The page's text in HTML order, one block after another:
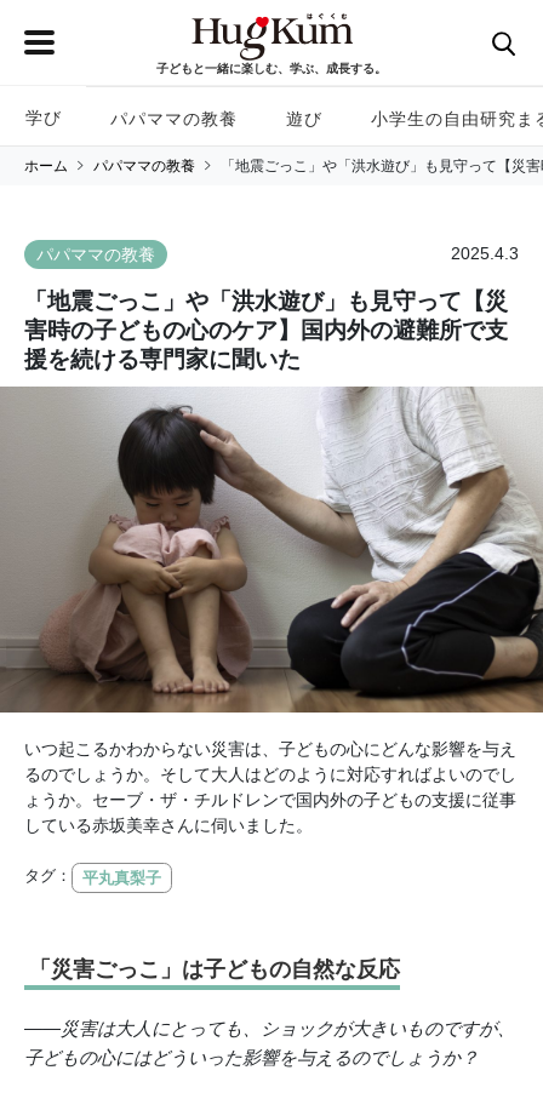
子どもと一緒に楽しむ、学ぶ、成長する。
学び パパママの教養 遊び 小学生の自由研究ま
ホーム パパママの教養 「地震ごっこ」や「洪水遊び」も見守って【災
パパママの教養 2025.4.3
「地震ごっこ」や「洪水遊び」も見守って【災
害時の子どもの心のケア】国内外の避難所で支
援を続ける専門家に聞いた
いつ起こるかわからない災害は、子どもの心にどんな影響を与え
るのでしょうか。そして大人はどのように対応すればよいのでし
ょうか。セーブ・ザ・チルドレンで国内外の子どもの支援に従事
している赤坂美幸さんに伺いました。
タグ： 平丸真梨子
「災害ごっこ」は子どもの自然な反応
――災害は大人にとっても、ショックが大きいものですが、
子どもの心にはどういった影響を与えるのでしょうか？